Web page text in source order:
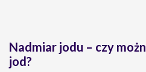
Nadmiar jodu – czy
jod?